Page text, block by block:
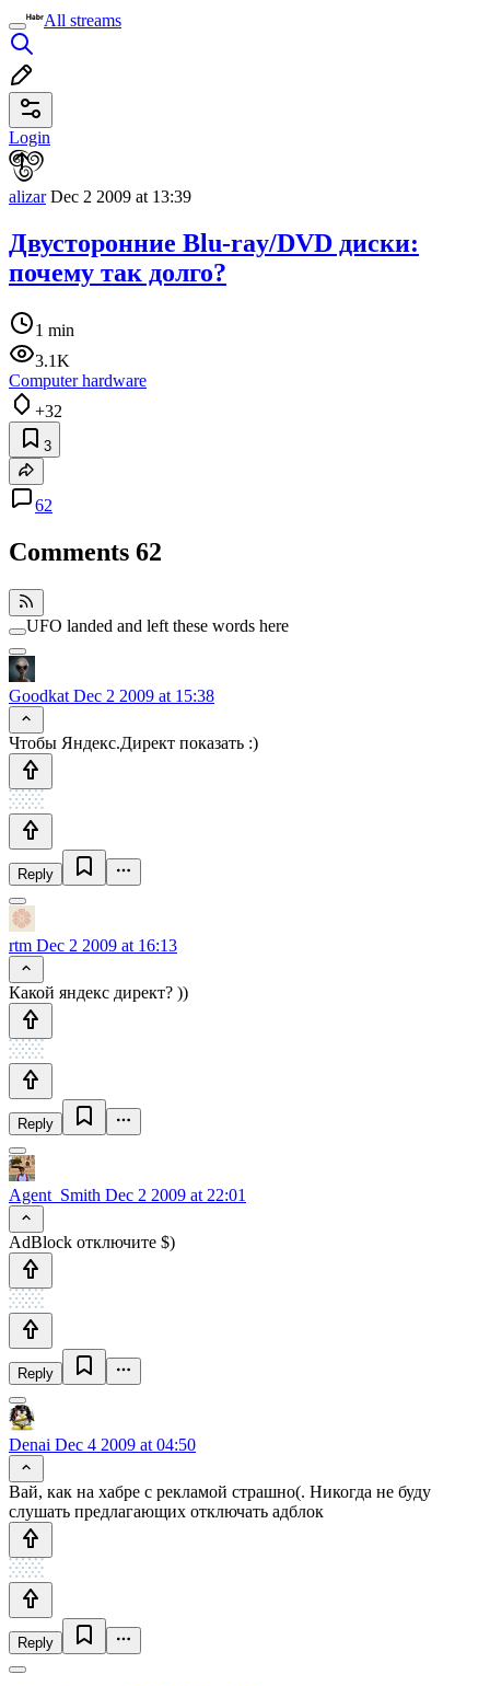
All streams
Login
alizarDec 2 2009 at 13:39
Двусторонние Blu-ray/DVD диски:
почему так долго?
1 min
3.1K
Computer hardware
+32
3
62
Comments 62
UFO landed and left these words here
Goodkat Dec 2 2009 at 15:38
Чтобы Яндекс.Директ показать :)
Reply
rtm Dec 2 2009 at 16:13
Какой яндекс директ? ))
Reply
Agent_Smith Dec 2 2009 at 22:01
AdBlock отключите $)
Reply
Denai Dec 4 2009 at 04:50
Вай, как на хабре с рекламой страшно(. Никогда не буду
слушать предлагающих отключать адблок
Reply